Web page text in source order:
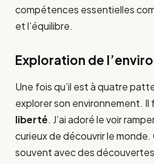
compétences essentielles
et l’équilibre.
Exploration de
Une fois qu’il est à quatre
explorer son environnement.
liberté. J’ai adoré le voir
curieux de découvrir le
souvent avec des